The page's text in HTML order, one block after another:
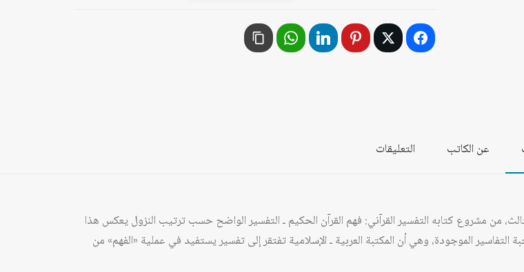
الحكيم:
التفسير
(القسم
عن الكاتب التعليقات
من مشروع كتابه التفسير القرآني: فهم القرآن الحكيم ـ التفسير الواضح حسب ترتيب النزول يعكس هذا
الموجودة، وهي أن المكتبة العربية ـ الإسلامية تفتقر إلى تفسير يستفيد في عملية «الفهم» من